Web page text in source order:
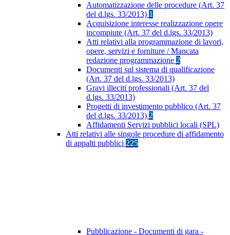
Automatizzazione delle procedure (Art. 37
del d.lgs. 33/2013) 1
Acquisizione interesse realizzazione opere
incompiute (Art. 37 del d.lgs. 33/2013)
Atti relativi alla programmazione di lavori,
opere, servizi e forniture / Mancata
redazione programmazione 2
Documenti sul sistema di qualificazione
(Art. 37 del d.lgs. 33/2013)
Gravi illeciti professionali (Art. 37 del
d.lgs. 33/2013)
Progetti di investimento pubblico (Art. 37
del d.lgs. 33/2013) 2
Affidamenti Servizi pubblici locali (SPL)
Atti relativi alle singole procedure di affidamento
di appalti pubblici 225
Pubblicazione - Documenti di gara -